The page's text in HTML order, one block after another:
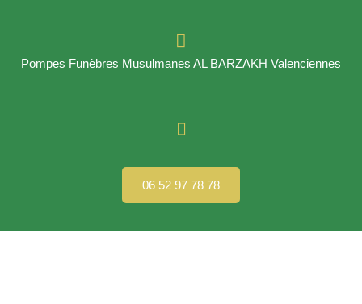
Pompes Funèbres Musulmanes AL BARZAKH Valenciennes
06 52 97 78 78